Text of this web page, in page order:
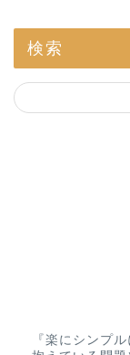
検索
『楽にシンプ